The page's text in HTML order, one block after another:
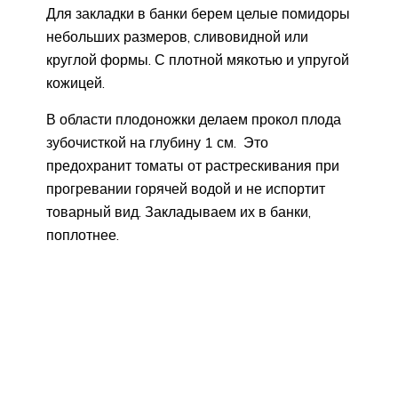
Для закладки в банки берем целые помидоры
небольших размеров, сливовидной или
круглой формы. С плотной мякотью и упругой
кожицей.
В области плодоножки делаем прокол плода
зубочисткой на глубину 1 см. Это
предохранит томаты от растрескивания при
прогревании горячей водой и не испортит
товарный вид. Закладываем их в банки,
поплотнее.